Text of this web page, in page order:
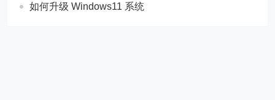
如何升级 Windows11 系统